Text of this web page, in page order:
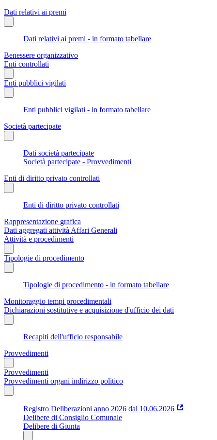
Dati relativi ai premi
Dati relativi ai premi - in formato tabellare
Benessere organizzativo
Enti controllati
Enti pubblici vigilati
Enti pubblici vigilati - in formato tabellare
Società partecipate
Dati società partecipate
Società partecipate - Provvedimenti
Enti di diritto privato controllati
Enti di diritto privato controllati
Rappresentazione grafica
Dati aggregati attività Affari Generali
Attività e procedimenti
Tipologie di procedimento
Tipologie di procedimento - in formato tabellare
Monitoraggio tempi procedimentali
Dichiarazioni sostitutive e acquisizione d'ufficio dei dati
Recapiti dell'ufficio responsabile
Provvedimenti
Provvedimenti
Provvedimenti organi indirizzo politico
Registro Deliberazioni anno 2026 dal 10.06.2026
Delibere di Consiglio Comunale
Delibere di Giunta